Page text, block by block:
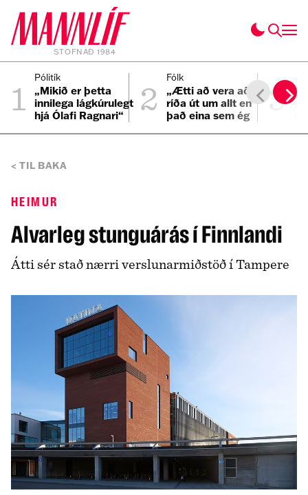
STOFNAÐ 1984
1 Pólitík
„Mikið er þetta
innilega lágkúrulegt
hjá Ólafi Ragnari“
2 Fólk
„Ætti að vera að
ríða út um allt en
það eina sem ég
3
TIL BAKA
HEIMUR
Alvarleg stunguárás í Finnlandi
Átti sér stað nærri verslunarmiðstöð í Tampere